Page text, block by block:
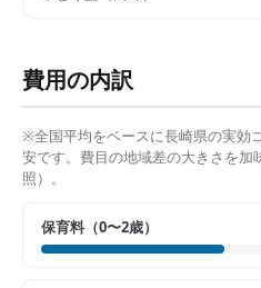
費用の内訳
※全国平均をベースに長崎県の実効
安です。費目の地域差の大きさを加
照）。
保育料（0〜2歳）